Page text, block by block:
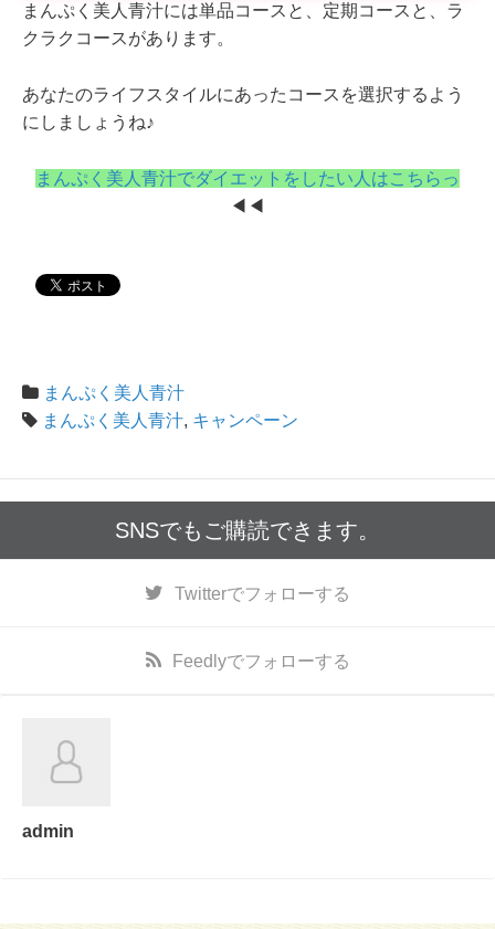
まんぷく美人青汁には単品コースと、定期コースと、ラ
クラクコースがあります。
あなたのライフスタイルにあったコースを選択するよう
にしましょうね♪
まんぷく美人青汁でダイエットをしたい人はこちらっ
◀︎◀︎
まんぷく美人青汁
まんぷく美人青汁, キャンペーン
SNSでもご購読できます。
Twitterでフォローする
Feedlyでフォローする
admin